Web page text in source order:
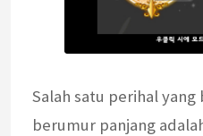
Salah satu perihal
berumur panjang